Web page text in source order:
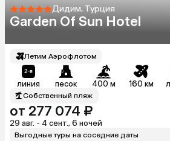
Дидим, Турция
Garden Of Sun Hotel
Летим Аэрофлотом
линия песок 400 м 160 км
Собственный пляж
от 277 074 ₽
29 авг. - 4 сент., 6 ночей
Выгодные туры на соседние даты